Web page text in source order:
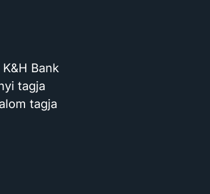
Bank
tagja
tagja